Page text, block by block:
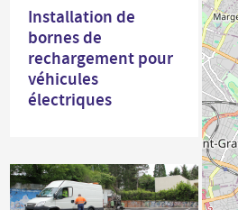
Installation de
bornes de
rechargement pour
véhicules
électriques